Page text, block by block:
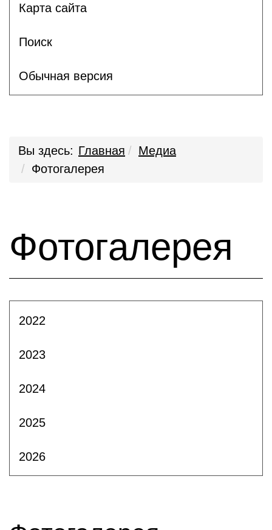
Карта сайта
Поиск
Обычная версия
Вы здесь: Главная
Медиа
Фотогалерея
Фотогалерея
2022
2023
2024
2025
2026